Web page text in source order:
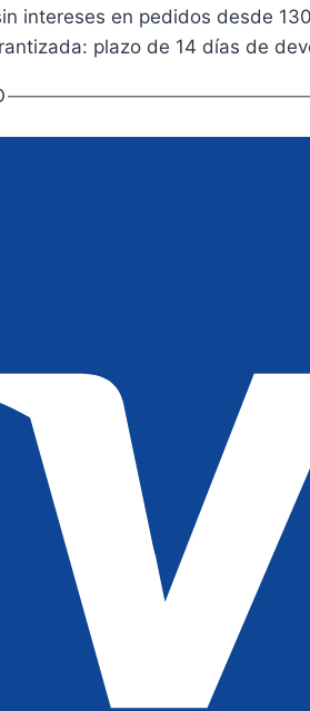
intereses en pedidos desde
plazo de 14 días de